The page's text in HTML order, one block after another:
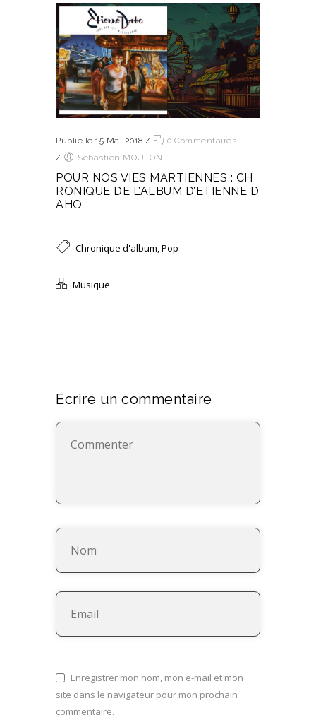
Publié le 15 Mai 2018 /
0 Commentaires
/
Sébastien MOUTON
POUR NOS VIES MARTIENNES : CH
RONIQUE DE L’ALBUM D’ETIENNE D
AHO
Chronique d'album,Pop
Musique
Ecrire un commentaire
Enregistrer mon nom, mon e-mail et mon
site dans le navigateur pour mon prochain
commentaire.